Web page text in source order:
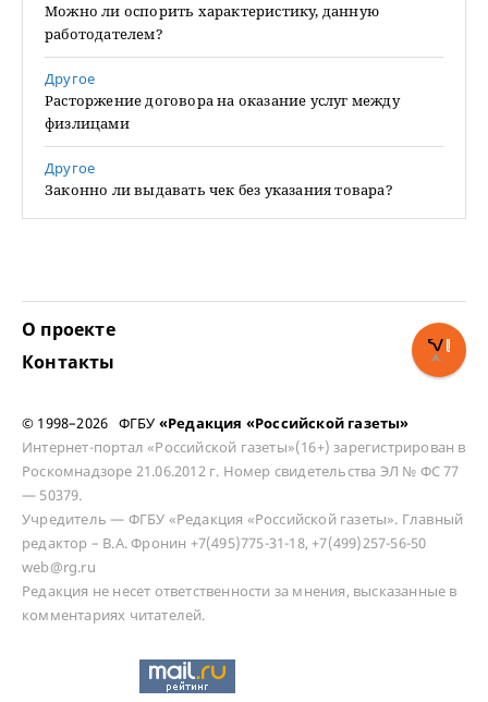
Можно ли оспорить характеристику, данную
работодателем?
Другое
Расторжение договора на оказание услуг между
физлицами
Другое
Законно ли выдавать чек без указания товара?
О проекте
Контакты
© 1998–2026 ФГБУ «Редакция «Российской газеты»
Интернет-портал «Российской газеты»(16+) зарегистрирован в
Роскомнадзоре 21.06.2012 г. Номер свидетельства ЭЛ № ФС 77
— 50379.
Учредитель — ФГБУ «Редакция «Российской газеты». Главный
редактор – В.А. Фронин +7(495)775-31-18, +7(499)257-56-50
web@rg.ru
Редакция не несет ответственности за мнения, высказанные в
комментариях читателей.